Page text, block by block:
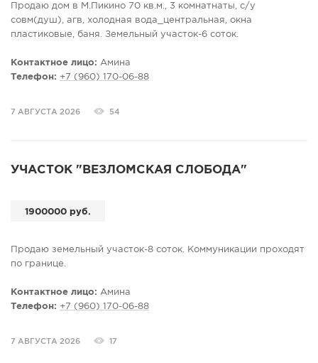
Продаю дом в М.Пикино 70 кв.м., 3 комнатнаты, с/у
совм(душ), агв, холодная вода_центральная, окна
пластиковые, баня. Земельный участок-6 соток.
Контактное лицо: Амина
Телефон: +7 (960) 170-06-88
7 АВГУСТА 2026 54
УЧАСТОК "ВЕЗЛОМСКАЯ СЛОБОДА"
1900000 руб.
Продаю земельный участок-8 соток. Коммуникации проходят
по границе.
Контактное лицо: Амина
Телефон: +7 (960) 170-06-88
7 АВГУСТА 2026 17